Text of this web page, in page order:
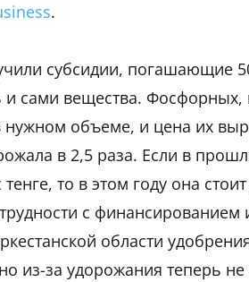
.
субсидии, погашающие
и сами вещества.
нужном объеме, и цена их
в 2,5 раза. Если в
то в этом году она
с
области
из-за удорожания теперь не